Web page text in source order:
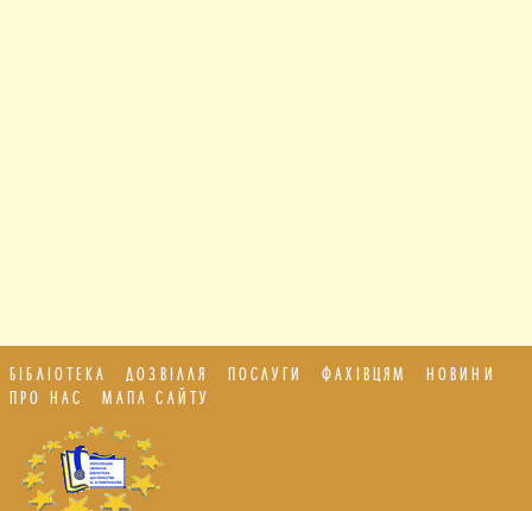
БІБЛІОТЕКА ДОЗВІЛЛЯ ПОСЛУГИ ФАХІВЦЯМ
НОВИНИ
ПРО НАС
МАПА САЙТУ